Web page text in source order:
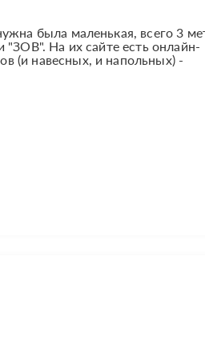
была маленькая, всего 3
"ЗОВ". На их сайте есть онлайн-
(и навесных, и напольных) -